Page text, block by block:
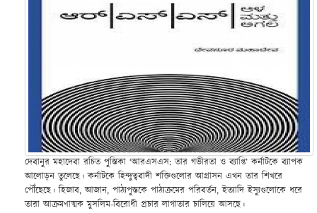
দেবানুর মহাদেবা রচিত পুস্তিকা ‘আরএসএস: তার গভীরতা ও ব্যাপ্তি’ কর্নাটকে ব্যাপক
আলোড়ন তুলেছে। কর্নাটকে হিন্দুত্ববাদী শক্তিগুলোর আগ্ৰাসন এখন তার শিখরে
পৌঁছেছে। হিজাব, আজান, পাঠ্যপুস্তকে পাঠ্যক্রমের পরিবর্তন, ইত্যাদি ইস্যুগুলোকে ধরে
তারা আক্রমণাত্মক মুসলিম-বিরোধী প্রচার লাগাতার চালিয়ে আসছে।